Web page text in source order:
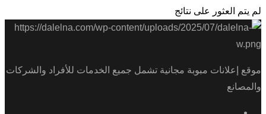
لم يتم العثور على نتائج
موقع إعلانات مبوبة مجانية تشمل جميع الخدمات للأفراد والشركات
والمصانع